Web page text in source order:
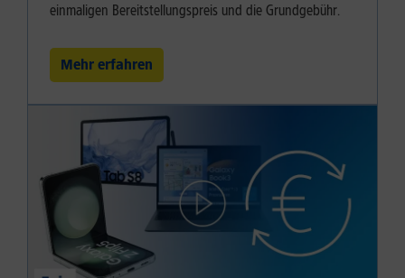
einmaligen Bereitstellungspreis und die Grundgebühr.
Mehr erfahren